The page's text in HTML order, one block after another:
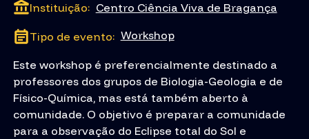
Instituição: Centro Ciência Viva de Bragança
Tipo de evento: Workshop
Este workshop é preferencialmente destinado a
professores dos grupos de Biologia-Geologia e de
Físico-Química, mas está também aberto à
comunidade. O objetivo é preparar a comunidade
para a observação do Eclipse total do Sol e